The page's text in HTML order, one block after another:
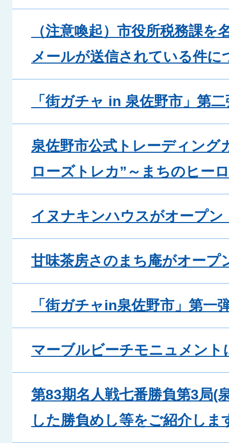
（注意喚起）市役所税務課を
メールが送信されている件に
「街ガチャ in 泉佐野市」第
泉佐野市公式トレーディング
ローズトレカ”～まちのヒー
イヌナキンハウスがオープン
甘味茶房さのまち庵がオープ
「街ガチャin泉佐野市」第一
マーブルビーチモニュメント
第83期名人戦七番勝負第3局(
した勝負めし等をご紹介しま